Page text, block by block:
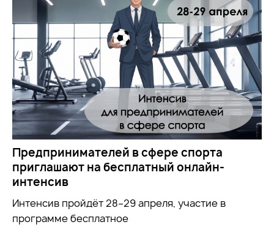
Предпринимателей в сфере спорта
приглашают на бесплатный онлайн-
интенсив
Интенсив пройдёт 28–29 апреля, участие в
программе бесплатное